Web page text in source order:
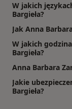
W jakich
Bargieła?
Jak Anna
W jakich
Bargieła?
Anna Barbara
Jakie
Bargieła?